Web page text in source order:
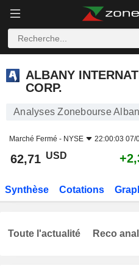
ALBANY
CORP.
Analyses Zonebourse
Marché Fermé - NYSE 22:00:03 07/
62,71 USD
Synthèse Cotations
Toute l'actualité Reco